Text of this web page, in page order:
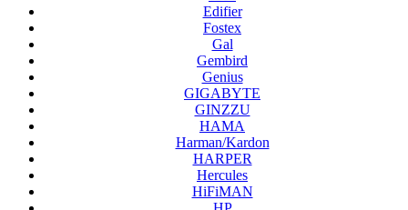
Edifier
Fostex
Gal
Gembird
Genius
GIGABYTE
GINZZU
HAMA
Harman/Kardon
HARPER
Hercules
HiFiMAN